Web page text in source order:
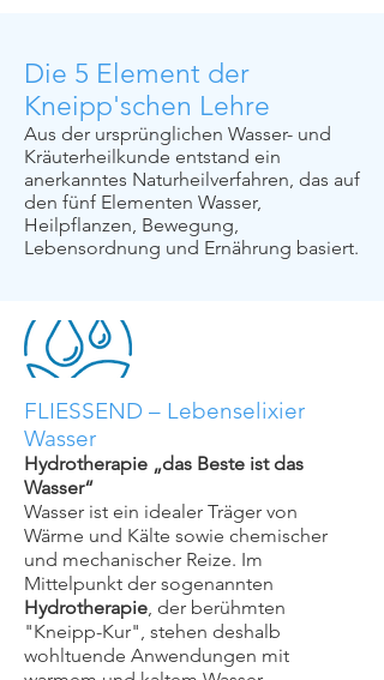
Die 5 Element der
Kneipp'schen Lehre
Aus der ursprünglichen Wasser- und
Kräuterheilkunde entstand ein
anerkanntes Naturheilverfahren, das auf
den fünf Elementen Wasser,
Heilpflanzen, Bewegung,
Lebensordnung und Ernährung basiert.
FLIESSEND – Lebenselixier
Wasser
Hydrotherapie „das Beste ist das
Wasser“
Wasser ist ein idealer Träger von
Wärme und Kälte sowie chemischer
und mechanischer Reize. Im
Mittelpunkt der sogenannten
Hydrotherapie, der berühmten
"Kneipp-Kur", stehen deshalb
wohltuende Anwendungen mit